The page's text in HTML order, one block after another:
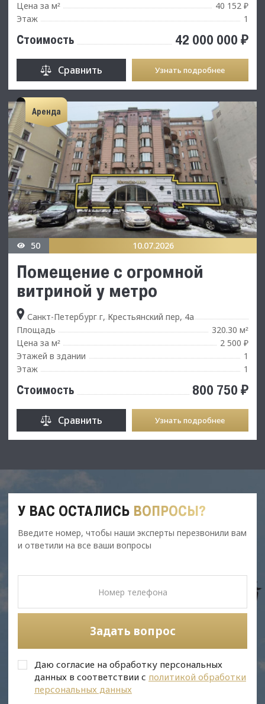
Цена за м²
40 152 ₽
Этаж
1
Стоимость 42 000 000 ₽
Сравнить Узнать подробнее
Аренда
50 10.07.2026
Помещение с огромной
витриной у метро
Санкт-Петербург г, Крестьянский пер, 4а
Площадь
320.30 м²
Цена за м²
2 500 ₽
Этажей в здании
1
Этаж
1
Стоимость 800 750 ₽
Сравнить Узнать подробнее
У ВАС ОСТАЛИСЬ ВОПРОСЫ?
Введите номер, чтобы наши эксперты перезвонили вам
и ответили на все ваши вопросы
Задать вопрос
Даю согласие на обработку персональных
данных в соответствии с политикой обработки
персональных данных